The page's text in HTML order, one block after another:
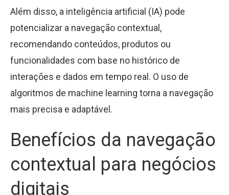
Além disso, a inteligência artificial (IA) pode
potencializar a navegação contextual,
recomendando conteúdos, produtos ou
funcionalidades com base no histórico de
interações e dados em tempo real. O uso de
algoritmos de machine learning torna a navegação
mais precisa e adaptável.
Benefícios da navegação
contextual para negócios
digitais